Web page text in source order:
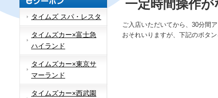
タイムズ スパ・レスタ
タイムズカー×富士急
ハイランド
タイムズカー×東京サ
マーランド
タイムズカー×西武園
一定時間操作
ご入店いただいてから、30分間
おそれいりますが、下記のボタ